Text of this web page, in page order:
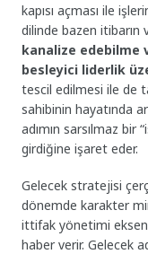
kapısı açması ile
dilinde bazen
kanalize edebilme
besleyici liderlik
tescil edilmesi ile de
sahibinin hayatında
adımın sarsılmaz
girdiğine işaret eder.
Gelecek stratejisi
dönemde karakter
ittifak yönetimi
haber verir. Gelecek